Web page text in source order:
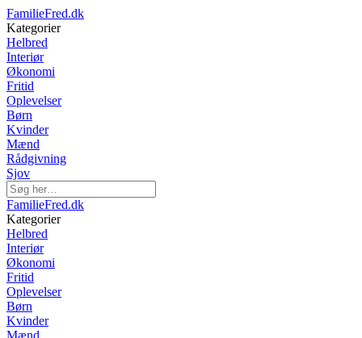
FamilieFred.dk
Kategorier
Helbred
Interiør
Økonomi
Fritid
Oplevelser
Børn
Kvinder
Mænd
Rådgivning
Sjov
FamilieFred.dk
Kategorier
Helbred
Interiør
Økonomi
Fritid
Oplevelser
Børn
Kvinder
Mænd